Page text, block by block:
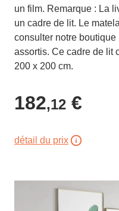
un film. Remarque : La
un cadre de lit. Le
consulter notre
assortis. Ce cadre de lit
200 x 200 cm.
182,12 €
détail du prix